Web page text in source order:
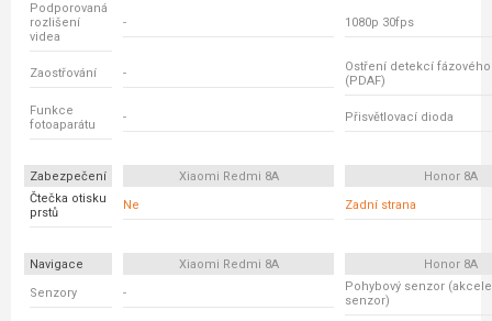
Podporovaná
rozlišení
videa
- 1080p 30fps
Zaostřování -
Ostření detekcí
(PDAF)
Funkce
fotoaparátu
- Přisvětlovací dioda
Zabezpečení Xiaomi Redmi 8A
Honor 8A
Čtečka otisku
prstů
Ne Zadní strana
Navigace Xiaomi Redmi 8A
Honor 8A
Senzory
-
Pohybový senzor
senzor)